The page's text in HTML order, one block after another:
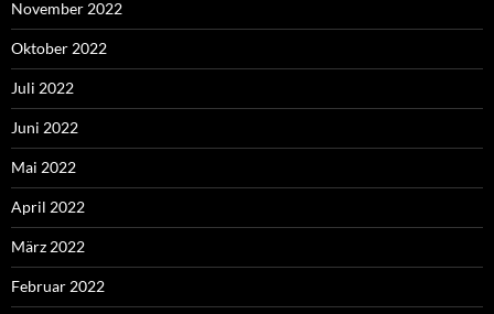
November 2022
Oktober 2022
Juli 2022
Juni 2022
Mai 2022
April 2022
März 2022
Februar 2022